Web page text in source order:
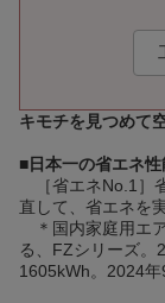
キモチを見つめて
■ 日本一の省エネ性
［省エネNo.1］
直して、省エネを実
＊国内家庭用エ
る、FZシリーズ。
1605kWh。2024年